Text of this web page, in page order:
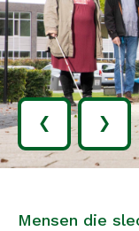
‹ ›
Mensen die